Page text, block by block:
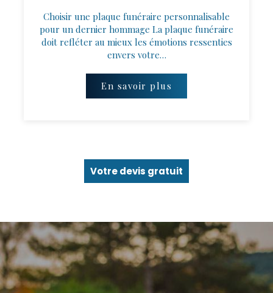
Choisir une plaque funéraire personnalisable
pour un dernier hommage La plaque funéraire
doit refléter au mieux les émotions ressenties
envers votre…
En savoir plus
Votre devis gratuit